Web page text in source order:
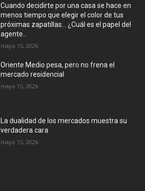
Cuando decidirte por una casa se hace en
menos tiempo que elegir el color de tus
próximas zapatillas… ¿Cuál es el papel del
agente...
mayo 15, 2026
Oriente Medio pesa, pero no frena el
mercado residencial
mayo 15, 2026
La dualidad de los mercados muestra su
verdadera cara
mayo 15, 2026